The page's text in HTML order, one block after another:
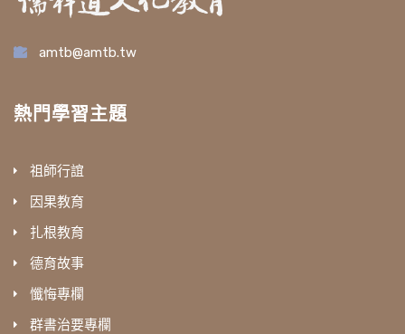
amtb@amtb.tw
熱門學習主題
祖師行誼
因果教育
扎根教育
德育故事
懺悔專欄
群書治要專欄